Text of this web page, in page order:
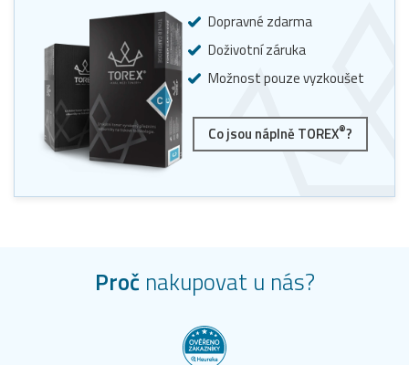
Dopravné zdarma
Doživotní záruka
Možnost pouze vyzkoušet
Co jsou náplně TOREX®?
Proč nakupovat u nás?